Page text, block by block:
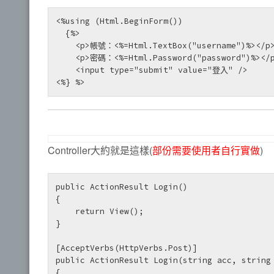
<%using (Html.BeginForm())
<p>帳號：<%=Html.TextBox("username")%></p>
<p>密碼：<%=Html.Password("password")%></
<input type="submit" value="登入" />
<%} %>
Controller大約就是這樣(部份需要使用者自行實做)
public ActionResult Login()
{
}
[AcceptVerbs(HttpVerbs.Post)]
public ActionResult Login(string acc, string